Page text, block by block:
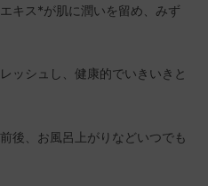
キス*が肌に潤いを留め、みず
ッシュし、健康的でいきいきと
後、お風呂上がりなどいつでも